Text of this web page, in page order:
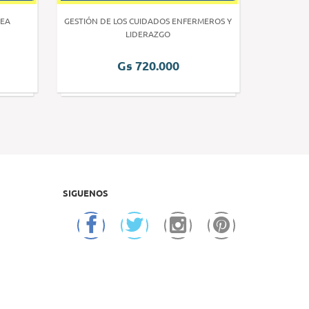
GESTIÓN DE LOS CUIDADOS ENFERMEROS Y
LIDERAZGO
Gs 720.000
SIGUENOS